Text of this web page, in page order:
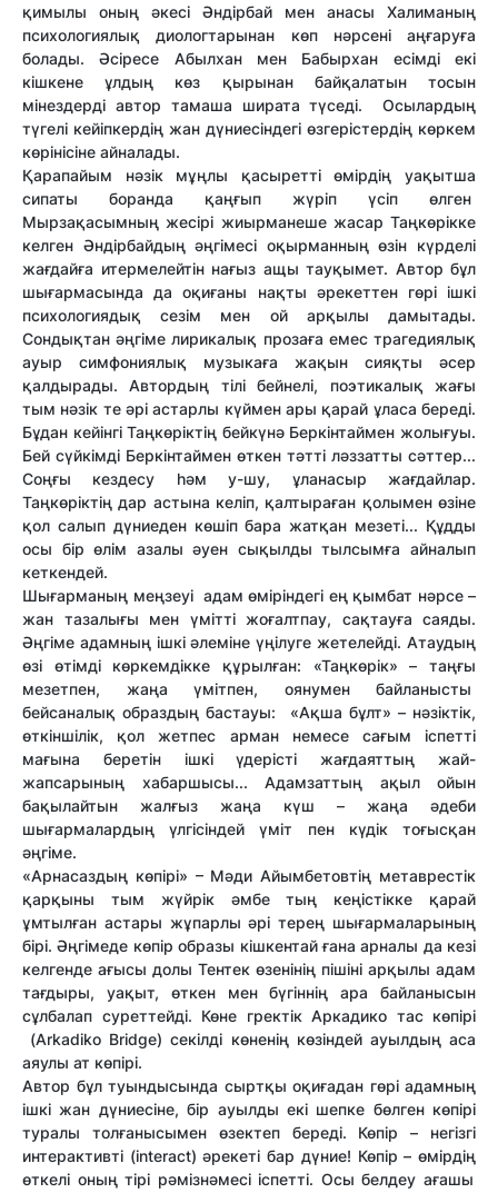
қимылы оның әкесі Әндірбай мен анасы Халиманың
психологиялық диологтарынан көп нәрсені аңғаруға
болады. Әсіресе Абылхан мен Бабырхан есімді екі
кішкене ұлдың көз қырынан байқалатын тосын
мінездерді автор тамаша ширата түседі. Осылардың
түгелі кейіпкердің жан дүниесіндегі өзгерістердің көркем
көрінісіне айналады.
Қарапайым нәзік мұңлы қасыретті
өмірдің уақытша
сипаты боранда қаңғып жүріп үсіп өлген
Мырзақасымның жесірі жиырманеше жасар Таңкөрікке
келген Әндірбайдың әңгімесі оқырманның өзін күрделі
жағдайға итермелейтін нағыз ащы тауқымет. Автор бұл
шығармасында да оқиғаны нақты әрекеттен гөрі ішкі
психологиядық сезім мен ой арқылы дамытады.
Сондықтан әңгіме лирикалық прозаға емес трагедиялық
ауыр симфониялық музыкаға жақын сияқты әсер
қалдырады. Автордың тілі бейнелі, поэтикалық жағы
тым нәзік те әрі астарлы күймен ары қарай ұласа береді.
Бұдан кейінгі Таңкөріктің бейкүнә Беркінтаймен жолығуы.
Бей сүйкімді Беркінтаймен өткен тәтті ләззатты сәттер...
Соңғы кездесу һәм у-шу, ұланасыр жағдайлар.
Таңкөріктің дар астына келіп, қалтыраған қолымен өзіне
қол салып дүниеден көшіп бара жатқан мезеті... Құдды
осы бір өлім азалы әуен сықылды тылсымға айналып
кеткендей.
Шығарманың меңзеуі адам өміріндегі ең қымбат нәрсе –
жан тазалығы мен үмітті жоғалтпау, сақтауға саяды.
Әңгіме адамның ішкі әлеміне үңілуге жетелейді. Атаудың
өзі өтімді көркемдікке құрылған: «Таңкөрік» – таңғы
мезетпен, жаңа үмітпен, оянумен байланысты
бейсаналық образдың бастауы: «Ақша бұлт» – нәзіктік,
өткіншілік, қол жетпес арман немесе сағым іспетті
мағына беретін ішкі үдерісті жағдаяттың жай-
жапсарының хабаршысы... Адамзаттың ақыл ойын
бақылайтын жалғыз жаңа күш – жаңа әдеби
шығармалардың үлгісіндей үміт пен күдік тоғысқан
әңгіме.
«Арнасаздың көпірі» – Мәди Айымбетовтің метаврестік
қарқыны тым жүйрік әмбе тың кеңістікке қарай
ұмтылған астары жұпарлы әрі терең шығармаларының
бірі. Әңгімеде көпір образы кішкентай ғана арналы да кезі
келгенде ағысы долы Тентек өзенінің пішіні арқылы адам
тағдыры, уақыт, өткен мен бүгіннің ара байланысын
сұлбалап суреттейді. Көне гректік Аркадико тас көпірі
(Arkadiko Bridge) секілді көненің көзіндей ауылдың аса
аяулы ат көпірі.
Автор бұл туындысында сыртқы оқиғадан гөрі адамның
ішкі жан дүниесіне, бір ауылды екі шепке бөлген көпірі
туралы толғанысымен өзектеп береді. Көпір – негізгі
интерактивті (interact) әрекеті бар дүние! Көпір – өмірдің
өткелі оныңтірі рәмізнәмесі іспетті. Осы белдеу ағашы